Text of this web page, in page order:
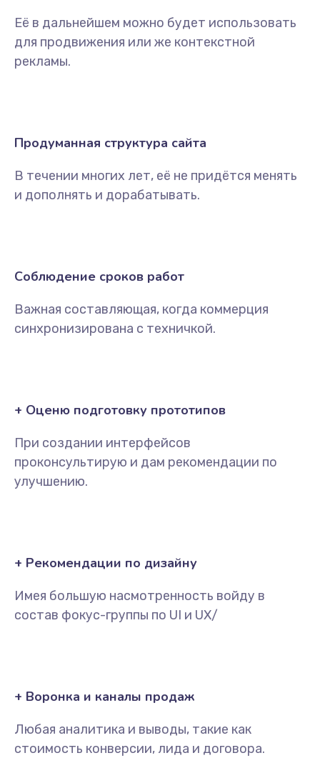
Её в дальнейшем можно будет использовать
для продвижения или же контекстной
рекламы.
Продуманная структура сайта
В течении многих лет, её не придётся менять
и дополнять и дорабатывать.
Соблюдение сроков работ
Важная составляющая, когда коммерция
синхронизирована с техничкой.
+ Оценю подготовку прототипов
При создании интерфейсов
проконсультирую и дам рекомендации по
улучшению.
+ Рекомендации по дизайну
Имея большую насмотренность войду в
состав фокус-группы по UI и UX/
+ Воронка и каналы продаж
Любая аналитика и выводы, такие как
стоимость конверсии, лида и договора.